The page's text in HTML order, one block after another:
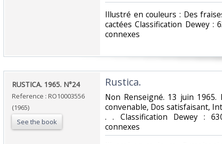
‎Illustré en couleurs : Des
cactées Classification Dewey :
connexes‎
‎RUSTICA. 1965. N°24‎
Reference : RO10003556
(1965)
See the book
‎Rustica.‎
‎Non Renseigné. 13 juin 1965.
convenable, Dos satisfaisant,
. . Classification Dewey :
connexes‎